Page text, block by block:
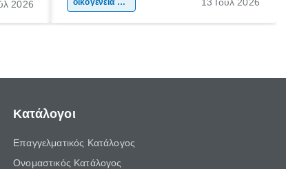
2026
της προσωπικότητας, της κοινωνικότητας
οικογένεια & παιδί
Κατάλογοι
Επαγγελματικός Κατάλογος
Ονομαστικός Κατάλογος